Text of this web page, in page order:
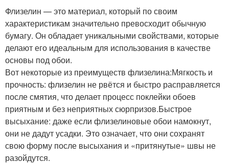
Флизелин — это материал, который по своим
характеристикам значительно превосходит обычную
бумагу. Он обладает уникальными свойствами, которые
делают его идеальным для использования в качестве
основы под обои.
Вот некоторые из преимуществ флизелина:Мягкость и
прочность: флизелин не рвётся и быстро расправляется
после смятия, что делает процесс поклейки обоев
приятным и без неприятных сюрпризов.Быстрое
высыхание: даже если флизелиновые обои намокнут,
они не дадут усадки. Это означает, что они сохранят
свою форму после высыхания и «притянутые» швы не
разойдутся.